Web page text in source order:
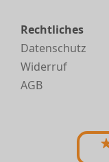
Rechtliches
Datenschutz
Widerruf
AGB